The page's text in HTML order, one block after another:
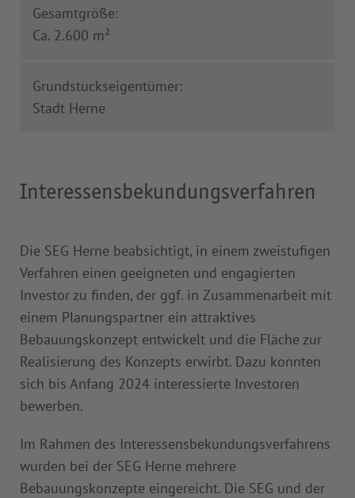
Gesamtgröße:
Ca. 2.600 m²
Grundstückseigentümer:
Stadt Herne
Interessensbekundungsverfahren
Die SEG Herne beabsichtigt, in einem zweistufigen
Verfahren einen geeigneten und engagierten
Investor zu finden, der ggf. in Zusammenarbeit mit
einem Planungspartner ein attraktives
Bebauungskonzept entwickelt und die Fläche zur
Realisierung des Konzepts erwirbt. Dazu konnten
sich bis Anfang 2024 interessierte Investoren
bewerben.
Im Rahmen des Interessensbekundungsverfahrens
wurden bei der SEG Herne mehrere
Bebauungskonzepte eingereicht. Die SEG und der